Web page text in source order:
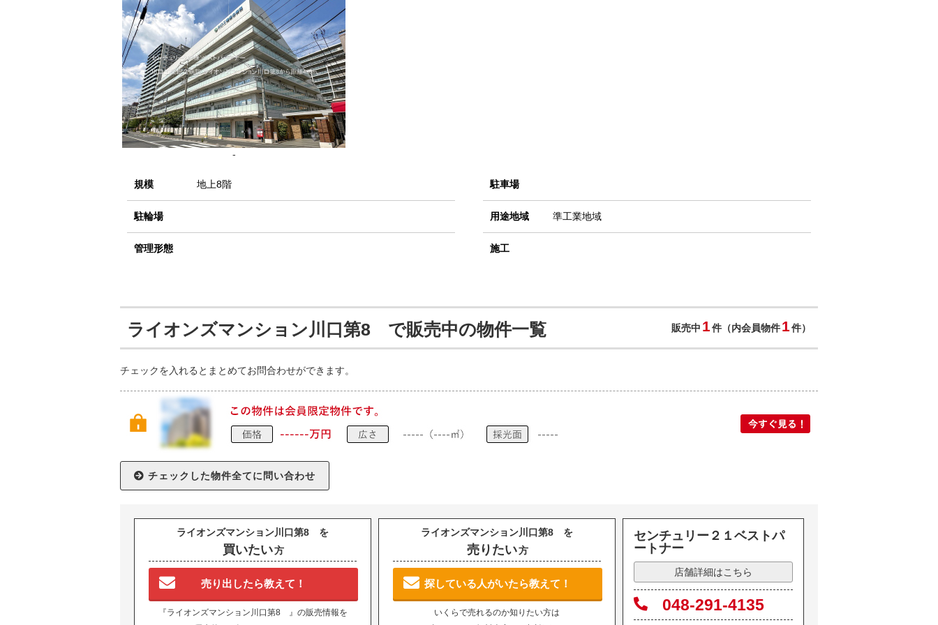
-
規模 地上8階
駐輪場
管理形態
駐車場
用途地域 準工業地域
施工
ライオンズマンション川口第8 で販売中の物件一覧 販売中 1件（内会員物件1件）
チェックを入れるとまとめてお問合わせができます。
ライオンズマンション川口第8 を
買いたい方
売り出したら教えて！
『ライオンズマンション川口第8 』の販売情報を
ライオンズマンション川口第8 を
売りたい方
探している人がいたら教えて！
いくらで売れるのか知りたい方は
センチュリー２１ベストパ
ートナー
店舗詳細はこちら
048-291-4135